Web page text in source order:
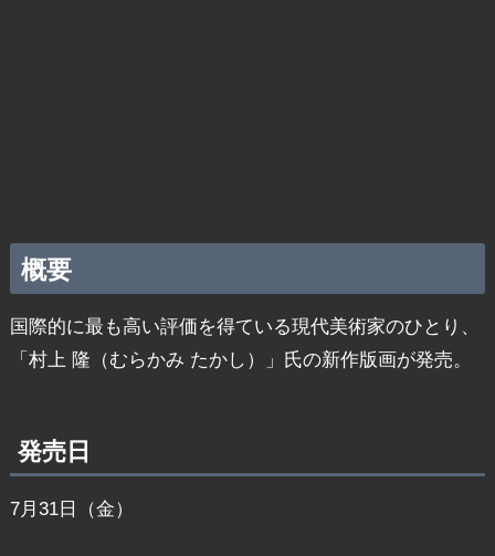
概要
国際的に最も高い評価を得ている現代美術家のひとり、
「村上 隆（むらかみ たかし）」氏の新作版画が発売。
発売日
7月31日（金）